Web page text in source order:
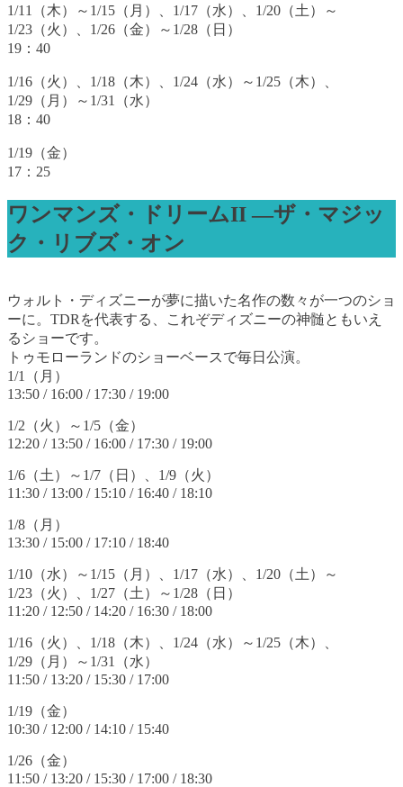
1/11（木）～1/15（月）、1/17（水）、1/20（土）～
1/23（火）、1/26（金）～1/28（日）
19：40
1/16（火）、1/18（木）、1/24（水）～1/25（木）、
1/29（月）～1/31（水）
18：40
1/19（金）
17：25
ワンマンズ・ドリームII ―ザ・マジッ
ク・リブズ・オン
ウォルト・ディズニーが夢に描いた名作の数々が一つのショ
ーに。TDRを代表する、これぞディズニーの神髄ともいえ
るショーです。
トゥモローランドのショーベースで毎日公演。
1/1（月）
13:50 / 16:00 / 17:30 / 19:00
1/2（火）～1/5（金）
12:20 / 13:50 / 16:00 / 17:30 / 19:00
1/6（土）～1/7（日）、1/9（火）
11:30 / 13:00 / 15:10 / 16:40 / 18:10
1/8（月）
13:30 / 15:00 / 17:10 / 18:40
1/10（水）～1/15（月）、1/17（水）、1/20（土）～
1/23（火）、1/27（土）～1/28（日）
11:20 / 12:50 / 14:20 / 16:30 / 18:00
1/16（火）、1/18（木）、1/24（水）～1/25（木）、
1/29（月）～1/31（水）
11:50 / 13:20 / 15:30 / 17:00
1/19（金）
10:30 / 12:00 / 14:10 / 15:40
1/26（金）
11:50 / 13:20 / 15:30 / 17:00 / 18:30